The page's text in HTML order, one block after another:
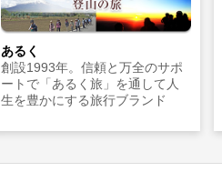
あるく
創設1993年。信頼と万全のサポ
ートで「あるく旅」を通して人
生を豊かにする旅行ブランド